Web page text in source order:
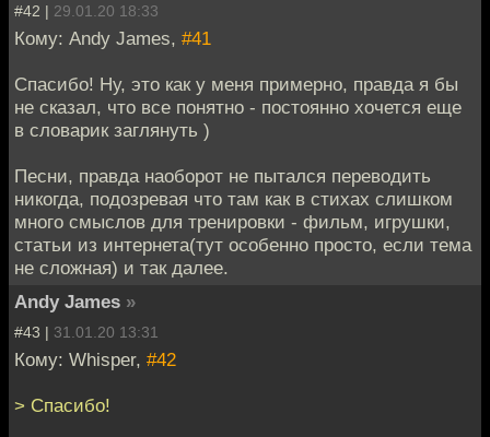
#42 | 29.01.20 18:33
Кому: Andy James, #41
Cпасибо! Ну, это как у меня примерно, правда я бы
не сказал, что все понятно - постоянно хочется еще
в словарик заглянуть )
Песни, правда наоборот не пытался переводить
никогда, подозревая что там как в стихах слишком
много смыслов для тренировки - фильм, игрушки,
статьи из интернета(тут особенно просто, если тема
не сложная) и так далее.
Andy James »
#43 | 31.01.20 13:31
Кому: Whisper, #42
> Cпасибо!